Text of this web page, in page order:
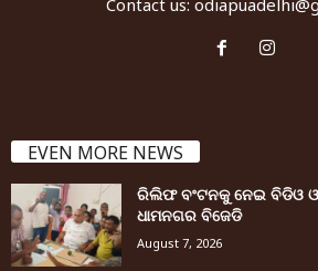
Contact us:
EVEN MORE NEWS
ରିଲିଫ ବଂଟନକୁ ନେଇ ବିଡିଓ
ଧାମନଗର ବିଜେଡି
August 7, 2026